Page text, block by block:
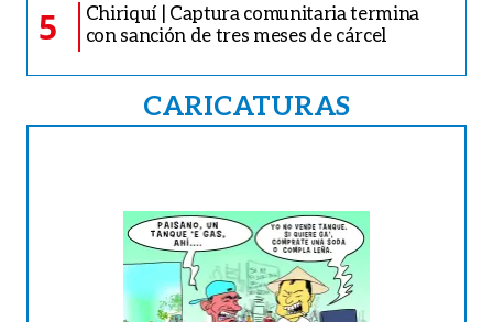
5
Chiriquí | Captura comunitaria termina
con sanción de tres meses de cárcel
CARICATURAS